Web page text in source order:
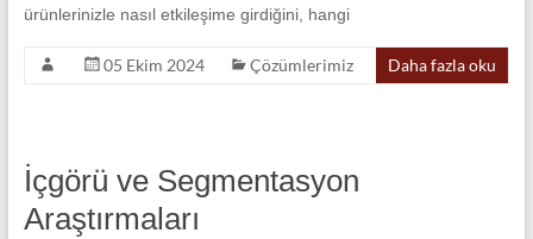
ürünlerinizle nasıl etkileşime girdiğini, hangi
05 Ekim 2024 Çözümlerimiz Daha fazla oku
İçgörü ve Segmentasyon
Araştırmaları